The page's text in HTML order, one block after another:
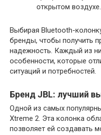
открытом воздухе.
Выбирая Bluetooth-
бренды, чтобы получить
надежность. Каждый из
особенности, которые
ситуаций и потребностей.
Бренд JBL: лучший
Одной из самых
Xtreme 2. Эта колонка
позволяет ей создавать